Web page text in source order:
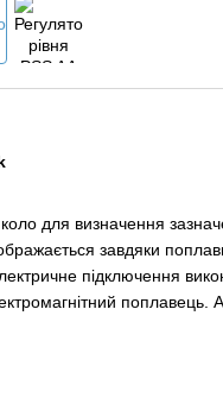
для визначення
завдяки
підключення